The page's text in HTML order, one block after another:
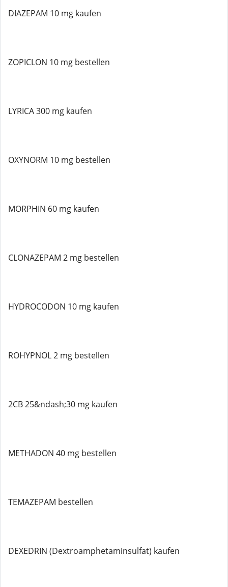
DIAZEPAM 10 mg kaufen
ZOPICLON 10 mg bestellen
LYRICA 300 mg kaufen
OXYNORM 10 mg bestellen
MORPHIN 60 mg kaufen
CLONAZEPAM 2 mg bestellen
HYDROCODON 10 mg kaufen
ROHYPNOL 2 mg bestellen
2CB 25&ndash;30 mg kaufen
METHADON 40 mg bestellen
TEMAZEPAM bestellen
DEXEDRIN (Dextroamphetaminsulfat) kaufen